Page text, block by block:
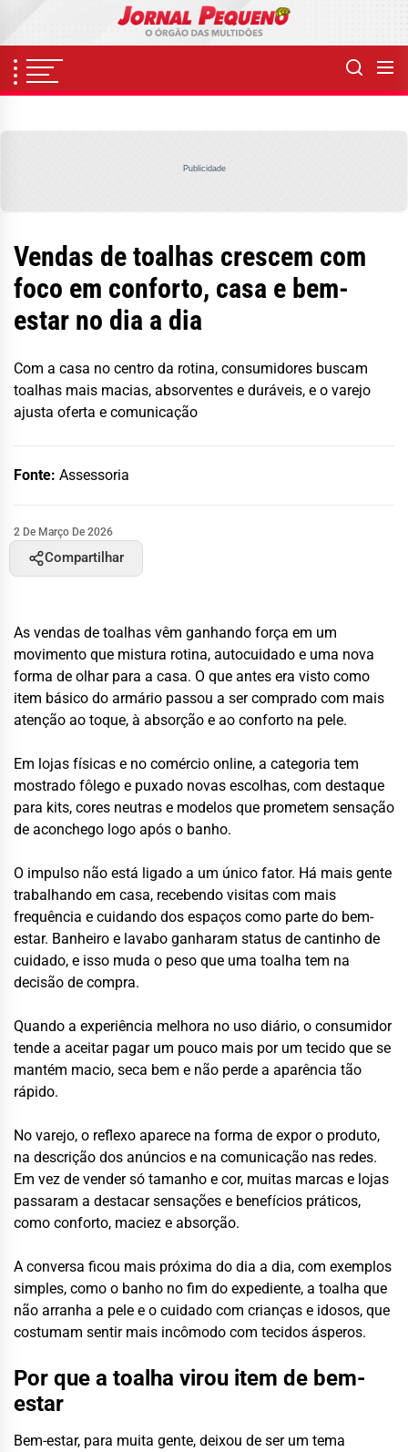
content
Publicidade
Vendas de toalhas crescem com
foco em conforto, casa e bem-
estar no dia a dia
Com a casa no centro da rotina, consumidores buscam
toalhas mais macias, absorventes e duráveis, e o varejo
ajusta oferta e comunicação
Fonte: Assessoria
2 De Março De 2026
Compartilhar
As vendas de toalhas vêm ganhando força em um
movimento que mistura rotina, autocuidado e uma nova
forma de olhar para a casa. O que antes era visto como
item básico do armário passou a ser comprado com mais
atenção ao toque, à absorção e ao conforto na pele.
Em lojas físicas e no comércio online, a categoria tem
mostrado fôlego e puxado novas escolhas, com destaque
para kits, cores neutras e modelos que prometem sensação
de aconchego logo após o banho.
O impulso não está ligado a um único fator. Há mais gente
trabalhando em casa, recebendo visitas com mais
frequência e cuidando dos espaços como parte do bem-
estar. Banheiro e lavabo ganharam status de cantinho de
cuidado, e isso muda o peso que uma toalha tem na
decisão de compra.
Quando a experiência melhora no uso diário, o consumidor
tende a aceitar pagar um pouco mais por um tecido que se
mantém macio, seca bem e não perde a aparência tão
rápido.
No varejo, o reflexo aparece na forma de expor o produto,
na descrição dos anúncios e na comunicação nas redes.
Em vez de vender só tamanho e cor, muitas marcas e lojas
passaram a destacar sensações e benefícios práticos,
como conforto, maciez e absorção.
A conversa ficou mais próxima do dia a dia, com exemplos
simples, como o banho no fim do expediente, a toalha que
não arranha a pele e o cuidado com crianças e idosos, que
costumam sentir mais incômodo com tecidos ásperos.
Por que a toalha virou item de bem-
estar
Bem-estar, para muita gente, deixou de ser um tema